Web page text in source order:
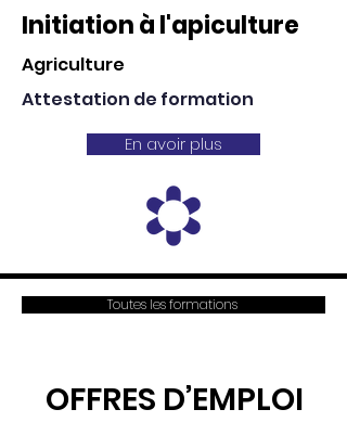
Initiation à l'apiculture
Agriculture
Attestation de formation
En avoir plus
Toutes les formations
OFFRES D’EMPLOI